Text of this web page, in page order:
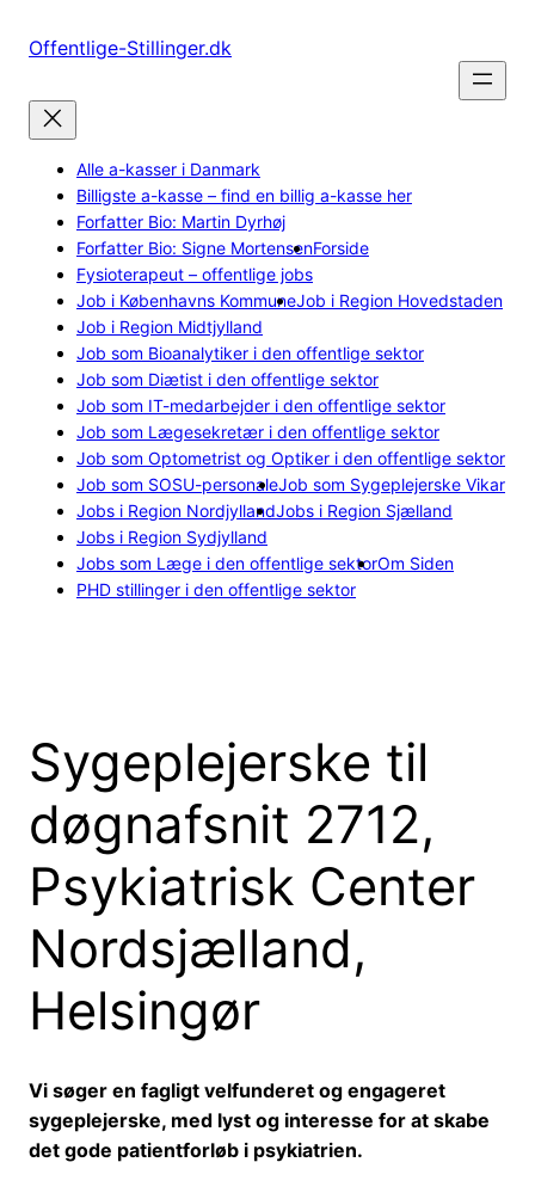
Offentlige-Stillinger.dk
Alle a-kasser i Danmark
Billigste a-kasse – find en billig a-kasse her
Forfatter Bio: Martin Dyrhøj
Forfatter Bio: Signe MortensenForside
Fysioterapeut – offentlige jobs
Job i Københavns KommuneJob i Region Hovedstaden
Job i Region Midtjylland
Job som Bioanalytiker i den offentlige sektor
Job som Diætist i den offentlige sektor
Job som IT-medarbejder i den offentlige sektor
Job som Lægesekretær i den offentlige sektor
Job som Optometrist og Optiker i den offentlige sektor
Job som SOSU-personaleJob som Sygeplejerske Vikar
Jobs i Region NordjyllandJobs i Region Sjælland
Jobs i Region Sydjylland
Jobs som Læge i den offentlige sektorOm Siden
PHD stillinger i den offentlige sektor
Sygeplejerske til
døgnafsnit 2712,
Psykiatrisk Center
Nordsjælland,
Helsingør
Vi søger en fagligt velfunderet og engageret
sygeplejerske, med lyst og interesse for at skabe
det gode patientforløb i psykiatrien.